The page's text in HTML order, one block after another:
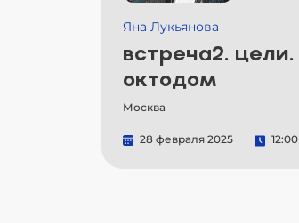
Яна Лукьянова
встреча2. цели.
октодом
Москва
28 февраля 2025 12:00